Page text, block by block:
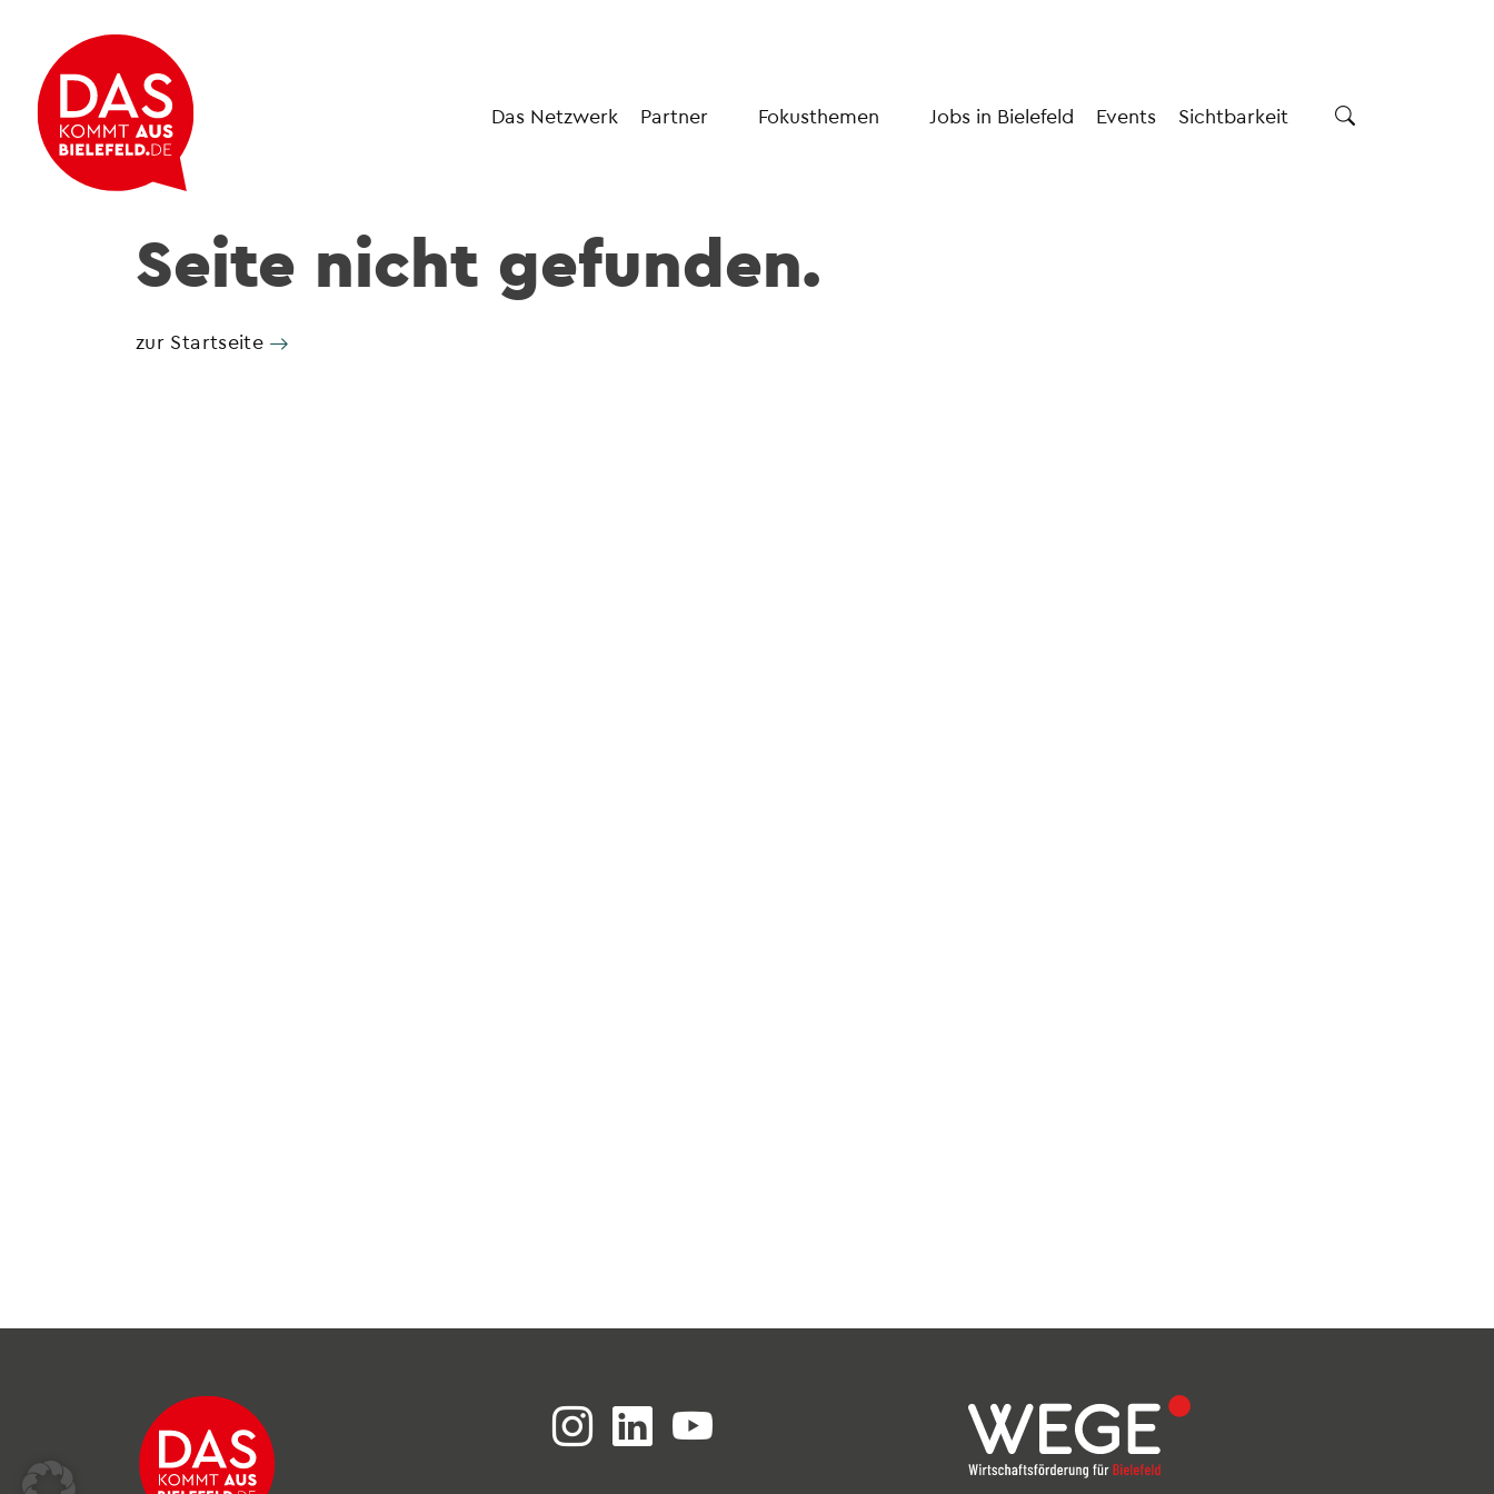
Das Netzwerk Partner Fokusthemen Jobs in Bielefeld Events Sichtbarkeit
Seite nicht gefunden.
zur Startseite